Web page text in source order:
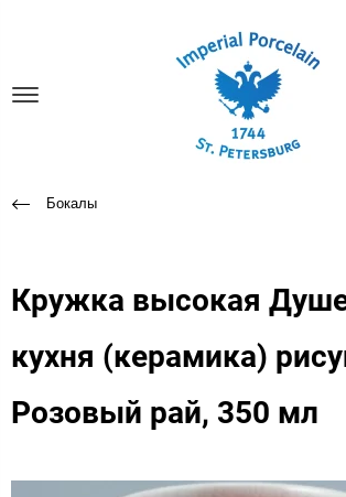
Бокалы
Кружка высокая
кухня (керамика)
Розовый рай, 350 мл